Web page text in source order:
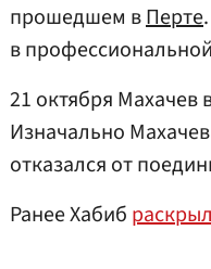
прошедшем вПерте
в
21 октября Махачев
Изначально
отказался от
Ранее Хабиб